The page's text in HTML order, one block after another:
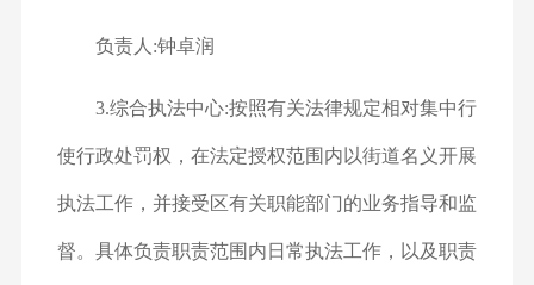
负责人:钟卓润
3.综合执法中心:按照有关法律规定相对集中行
使行政处罚权，在法定授权范围内以街道名义开展
执法工作，并接受区有关职能部门的业务指导和监
督。具体负责职责范围内日常执法工作，以及职责